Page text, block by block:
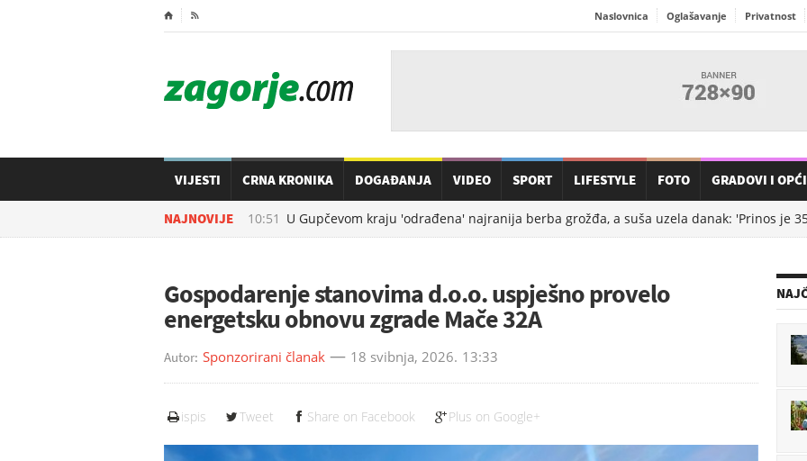
⌂  Naslovnica Oglašavanje Privatnost
VIJESTI CRNA KRONIKA DOGAĐANJA VIDEO SPORT LIFESTYLE FOTO GRADOVI I
NAJNOVIJE
06.08.2026. u10:51 U Gupčevom kraju 'odrađena' najranija berba grožđa, a suša uzela danak: 'Prinos je 35%
Gospodarenje stanovima d.o.o. uspješno provelo
energetsku obnovu zgrade Mače 32A
Autor: Sponzorirani članak 18 svibnja, 2026. 13:33
ispis Tweet Share on Facebook Plus on Google+